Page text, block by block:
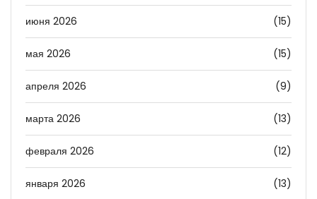
июня 2026 (15)
мая 2026 (15)
апреля 2026 (9)
марта 2026 (13)
февраля 2026 (12)
января 2026 (13)